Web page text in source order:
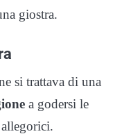
giostra.
si trattava di una
a godersi le